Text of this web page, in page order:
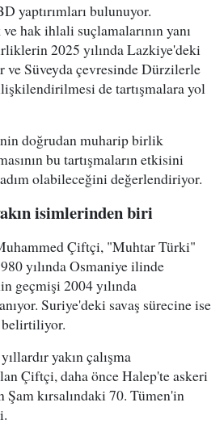
yaptırımları bulunuyor.
hak ihlali suçlamalarının yanı
2025 yılında Lazkiye'deki
ve Süveyda çevresinde Dürzilerle
de tartışmalara yol
doğrudan muharip birlik
bu tartışmaların etkisini
olabileceğini değerlendiriyor.
isimlerinden biri
Çiftçi, "Muhtar Türki"
yılında Osmaniye ilinde
geçmişi 2004 yılında
Suriye'deki savaş sürecine ise
belirtiliyor.
yakın çalışma
Çiftçi, daha önce Halep'te askeri
Şam kırsalındaki 70. Tümen'in